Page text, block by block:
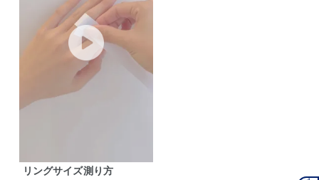
リングサイズ測り方